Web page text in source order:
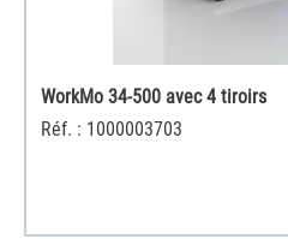
WorkMo 34-500 avec 4 tiroirs
Réf. : 1000003703